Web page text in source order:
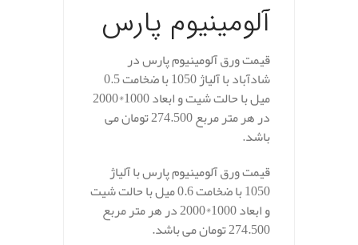
آلومینیوم پارس
قیمت ورق آلومینیوم پارس در
شادآباد با آلیاژ 1050 با ضخامت 0.5
میل با حالت شیت و ابعاد 1000*2000
در هر متر مربع 274.500 تومان می
باشد.
قیمت ورق آلومینیوم پارس با آلیاژ
1050 با ضخامت 0.6 میل با حالت شیت
و ابعاد 1000*2000 در هر متر مربع
274.500 تومان می باشد.